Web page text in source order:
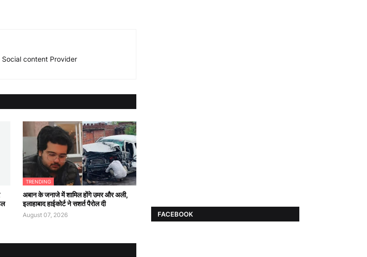
Social content Provider
TRENDING
अबान के जनाजे में शामिल होंगे उमर और अली,
इलाहाबाद हाईकोर्ट ने सशर्त पैरोल दी
August 07, 2026 FACEBOOK